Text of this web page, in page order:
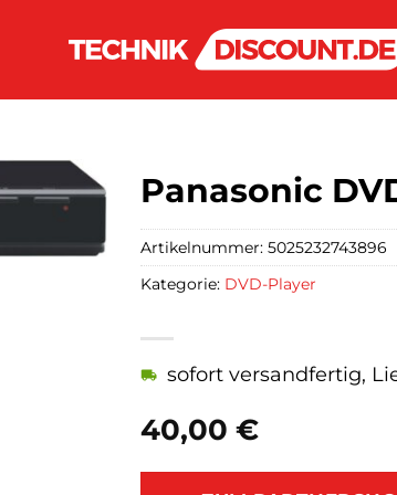
Panasonic
40,00 €
sofort versandfertig,
Artikelnummer: 5025232743896
Kategorie: DVD-Player